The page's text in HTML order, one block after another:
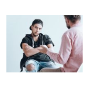
↑
"11 Foods That
Do)",draxe.com,
8/1/2023. Edited.